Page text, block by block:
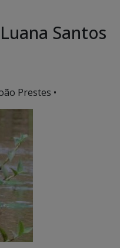
Santos
Prestes •